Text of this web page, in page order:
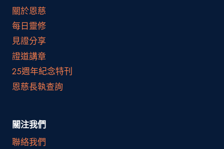
關於恩慈
每日靈修
見證分享
證道講章
25週年紀念特刊
恩慈長執查詢
關注我們
聯絡我們